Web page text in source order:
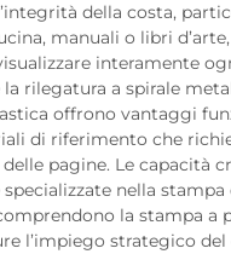
della costa,
manuali o libri
interamente
rilegatura a spirale
offrono vantaggi
di riferimento che
pagine. Le capacità
nella
la stampa a
l’impiego strategico del